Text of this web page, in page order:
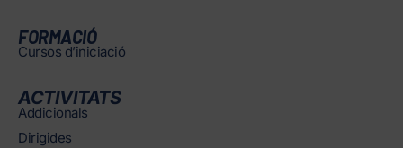
FORMACIÓ
Cursos d’iniciació
ACTIVITATS
Addicionals
Dirigides